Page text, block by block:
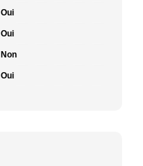
Oui
Oui
Non
Oui